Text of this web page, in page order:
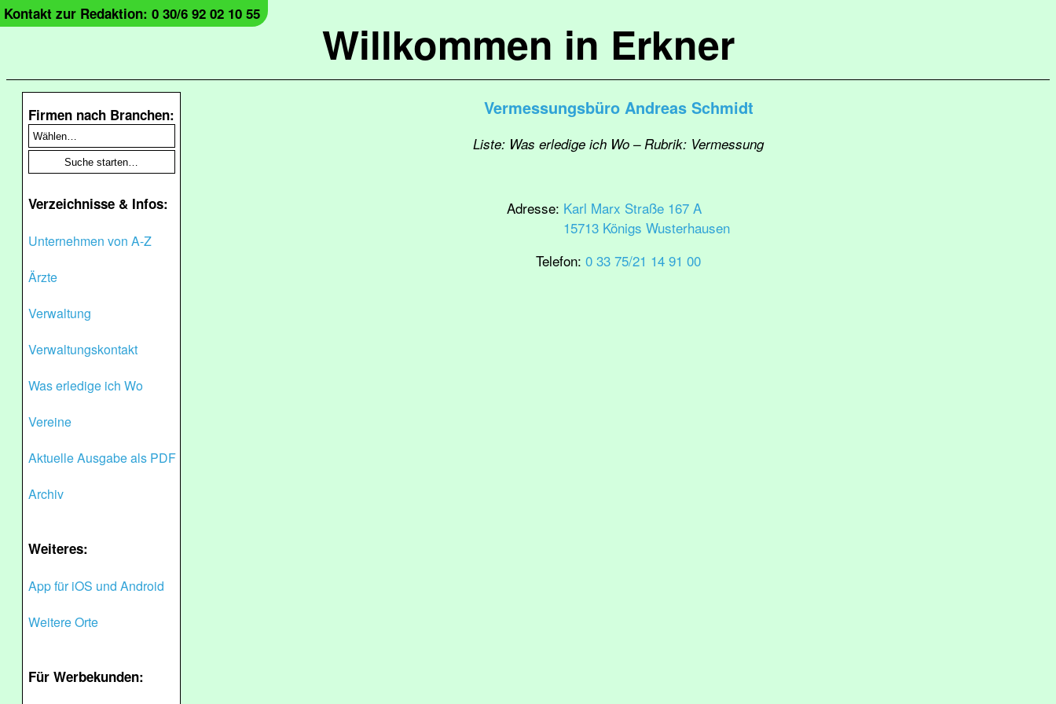
Willkommen in Erkner
Kontakt zur Redaktion: 0 30/6 92 02 10 55
Firmen nach Branchen:
Verzeichnisse & Infos:
Unternehmen von A-Z
Ärzte
Verwaltung
Verwaltungskontakt
Was erledige ich Wo
Vereine
Aktuelle Ausgabe als PDF
Archiv
Weiteres:
App für iOS und Android
Weitere Orte
Für Werbekunden:
Vermessungsbüro Andreas Schmidt
Liste: Was erledige ich Wo – Rubrik: Vermessung
Adresse: Karl Marx Straße 167 A
15713 Königs Wusterhausen
Telefon: 0 33 75/21 14 91 00